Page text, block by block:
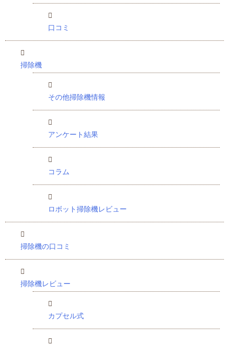
口コミ
掃除機
その他掃除機情報
アンケート結果
コラム
ロボット掃除機レビュー
掃除機の口コミ
掃除機レビュー
カプセル式